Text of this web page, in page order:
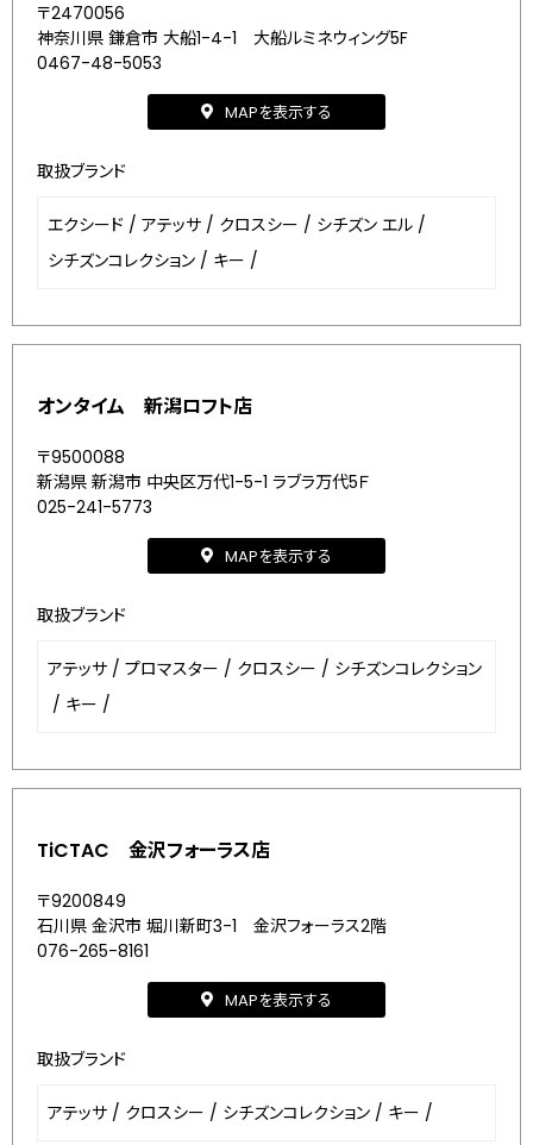
〒2470056
神奈川県 鎌倉市 大船1-4-1 大船ルミネウィング5F
0467-48-5053
MAPを表示する
取扱ブランド
エクシード / アテッサ / クロスシー / シチズン エル /
シチズンコレクション / キー /
オンタイム 新潟ロフト店
〒9500088
新潟県 新潟市 中央区万代1-5-1 ラブラ万代5Ｆ
025-241-5773
MAPを表示する
取扱ブランド
アテッサ / プロマスター / クロスシー / シチズンコレクション
/ キー /
TiCTAC 金沢フォーラス店
〒9200849
石川県 金沢市 堀川新町3-1 金沢フォーラス2階
076-265-8161
MAPを表示する
取扱ブランド
アテッサ / クロスシー / シチズンコレクション / キー /